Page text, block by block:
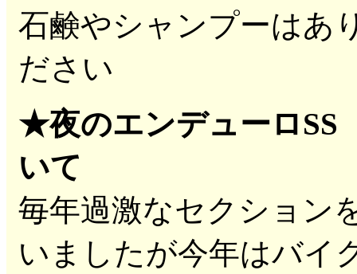
石鹸やシャンプーはあ
ださい
★夜のエンデューロSS
いて
毎年過激なセクション
いましたが今年はバイ